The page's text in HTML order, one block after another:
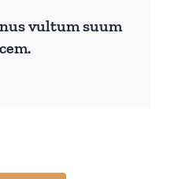
vultum suum